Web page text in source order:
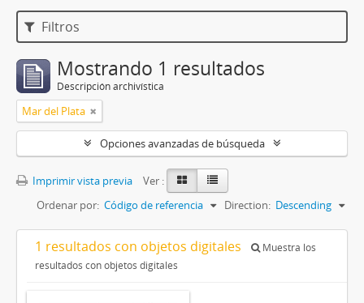
Filtros
Mostrando 1 resultados
Descripción archivística
Mar del Plata
Opciones avanzadas de búsqueda
Imprimir vista previa
Ver :
Ordenar por: Código de referencia Direction: Descending
1 resultados con objetos digitales
Muestra los
resultados con objetos digitales